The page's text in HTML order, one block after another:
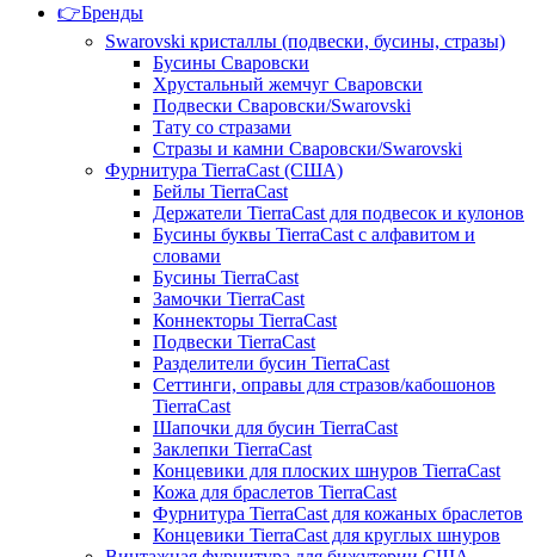
👉Бренды
Swarovski кристаллы (подвески, бусины, стразы)
Бусины Сваровски
Хрустальный жемчуг Сваровски
Подвески Сваровски/Swarovski
Тату со стразами
Стразы и камни Сваровски/Swarovski
Фурнитура TierraCast (США)
Бейлы TierraCast
Держатели TierraCast для подвесок и кулонов
Бусины буквы TierraCast с алфавитом и
словами
Бусины TierraCast
Замочки TierraCast
Коннекторы TierraCast
Подвески TierraCast
Разделители бусин TierraCast
Сеттинги, оправы для стразов/кабошонов
TierraCast
Шапочки для бусин TierraCast
Заклепки TierraCast
Концевики для плоских шнуров TierraCast
Кожа для браслетов TierraCast
Фурнитура TierraCast для кожаных браслетов
Концевики TierraCast для круглых шнуров